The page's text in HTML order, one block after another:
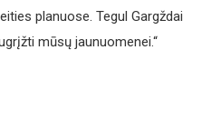
planuose. Tegul Gargždai
mūsų jaunuomenei.“